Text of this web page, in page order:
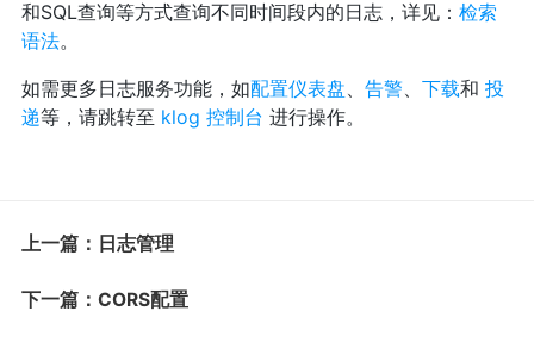
和SQL查询等方式查询不同时间段内的日志，详见： 检索
语法。
如需更多日志服务功能，如配置仪表盘 告警、 下载和 投
递等，请跳转至 klog 控制台 进行操作。
上一篇：日志管理
下一篇：CORS配置